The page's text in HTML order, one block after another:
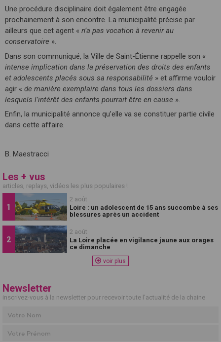
Une procédure disciplinaire doit également être engagée
prochainement à son encontre. La municipalité précise par
ailleurs que cet agent « n’a pas vocation à revenir au
conservatoire ».
Dans son communiqué, la Ville de Saint-Étienne rappelle son «
intense implication dans la préservation des droits des enfants
et adolescents placés sous sa responsabilité » et affirme vouloir
agir « de manière exemplaire dans tous les dossiers dans
lesquels l’intérêt des enfants pourrait être en cause ».
Enfin, la municipalité annonce qu’elle va se constituer partie civile
dans cette affaire.
B. Maestracci
Les + vus
articles, replays, vidéos les plus populaires !
2 août
Loire : un adolescent de 15 ans succombe à ses
blessures après un accident
2 août
La Loire placée en vigilance jaune aux orages
ce dimanche
voir plus
Newsletter
inscrivez-vous à la newsletter pour recevoir toute l'actualité de la chaine